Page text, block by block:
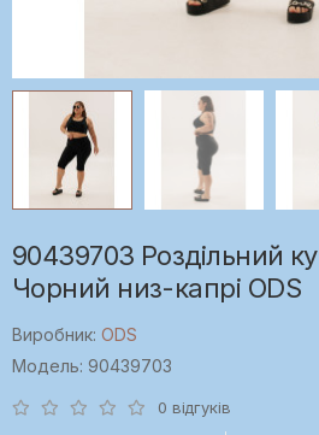
90439703 Роздільний
Чорний низ-капрі ODS
Виробник: ODS
Модель: 90439703
0 відгуків